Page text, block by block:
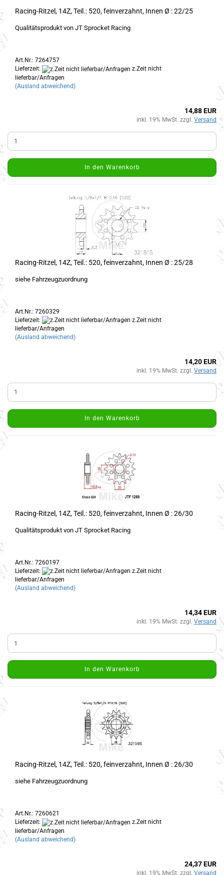
Racing-Ritzel, 14Z, Teil.: 520, feinverzahnt, Innen Ø : 22/25
Qualitätsprodukt von JT Sprocket Racing
Art.Nr.: 7264757
Lieferzeit:
z.Zeit nicht
lieferbar/Anfragen
(Ausland abweichend)
14,88 EUR
inkl. 19% MwSt. zzgl. Versand
In den Warenkorb
Racing-Ritzel, 14Z, Teil.: 520, feinverzahnt, Innen Ø : 25/28
siehe Fahrzeugzuordnung
Art.Nr.: 7260329
Lieferzeit:
z.Zeit nicht
lieferbar/Anfragen
(Ausland abweichend)
14,20 EUR
inkl. 19% MwSt. zzgl. Versand
In den Warenkorb
Racing-Ritzel, 14Z, Teil.: 520, feinverzahnt, Innen Ø : 26/30
Qualitätsprodukt von JT Sprocket Racing
Art.Nr.: 7260197
Lieferzeit:
z.Zeit nicht
lieferbar/Anfragen
(Ausland abweichend)
14,34 EUR
inkl. 19% MwSt. zzgl. Versand
In den Warenkorb
Racing-Ritzel, 14Z, Teil.: 520, feinverzahnt, Innen Ø : 26/30
siehe Fahrzeugzuordnung
Art.Nr.: 7260621
Lieferzeit:
z.Zeit nicht
lieferbar/Anfragen
(Ausland abweichend)
24,37 EUR
inkl. 19% MwSt. zzgl. Versand